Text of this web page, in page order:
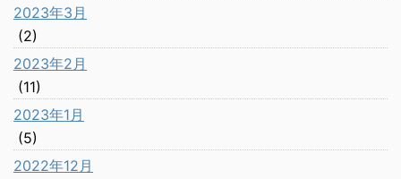
2023年3月
(2)
2023年2月
(11)
2023年1月
(5)
2022年12月